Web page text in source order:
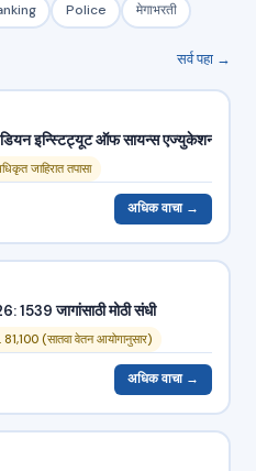
Police मेगाभरती
सर्व पहा →
इन्स्टिट्यूट ऑफ सायन्स एज्युकेशन
जाहिरात तपासा
अधिक वाचा →
1539 जागांसाठी मोठी संधी
(सातवा वेतन आयोगानुसार)
अधिक वाचा →